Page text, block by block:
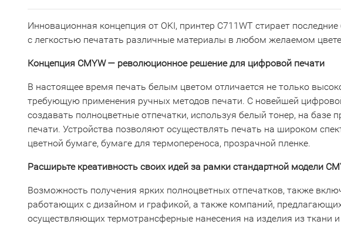
Инновационная концепция от OKI, принтер C711WT стирает
с легкостью печатать различные материалы в любом желаемом
Концепция CMYW — революционное решение для цифровой печати
В настоящее время печать белым цветом отличается не только
требующую применения ручных методов печати. С новейшей
создавать полноцветные отпечатки, используя белый тонер, на базе
печати. Устройства позволяют осуществлять печать на широком
цветной бумаге, бумаге для термопереноса, прозрачной пленке.
Расширьте креативность своих идей за рамки стандартной модели
Возможность получения ярких полноцветных отпечатков, также
работающих с дизайном и графикой, а также компаний,
осуществляющих термотрансферные нанесения на изделия из ткани